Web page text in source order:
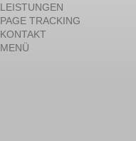
LEISTUNGEN
PAGE TRACKING
KONTAKT
MENÜ